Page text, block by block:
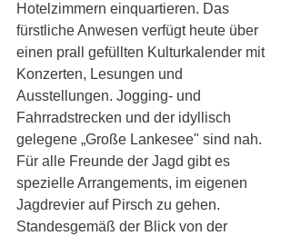
Hotelzimmern einquartieren. Das
fürstliche Anwesen verfügt heute über
einen prall gefüllten Kulturkalender mit
Konzerten, Lesungen und
Ausstellungen. Jogging- und
Fahrradstrecken und der idyllisch
gelegene „Große Lankesee" sind nah.
Für alle Freunde der Jagd gibt es
spezielle Arrangements, im eigenen
Jagdrevier auf Pirsch zu gehen.
Standesgemäß der Blick von der